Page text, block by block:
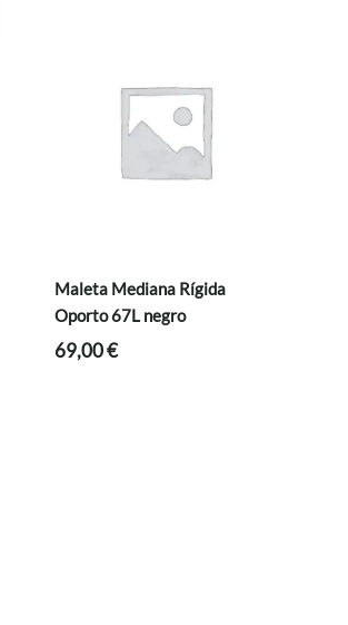
Maleta Mediana Rígida
Oporto 67L negro
69,00€